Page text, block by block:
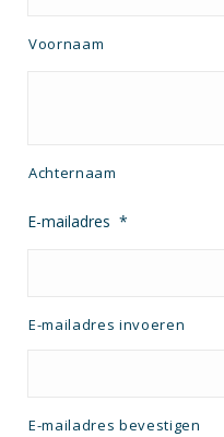
Voornaam
Achternaam
E-mailadres *
E-mailadres invoeren
E-mailadres bevestigen